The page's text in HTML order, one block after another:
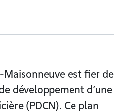
est fier de
développement d’une
(PDCN). Ce plan